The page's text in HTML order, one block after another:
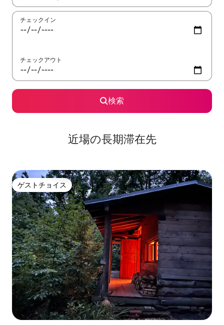
チェックイン
チェックアウト
検索
近場の長期滞在先
ゲストチョイス
ゲストチョイス